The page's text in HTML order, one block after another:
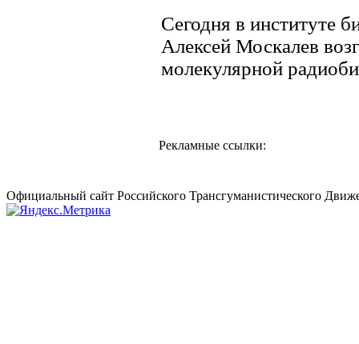
Сегодня в
Алексей Москалев
молекулярной
Рекламные ссылки:
Официальный сайт Российского Трансгуманистического